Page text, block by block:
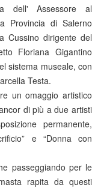
dell' Assessore al
Provincia di Salerno
Cussino dirigente del
Floriana Gigantino
sistema museale, con
Testa.
un omaggio artistico
di più a due artisti
permanente,
e “Donna con
passeggiando per le
rapita da questi